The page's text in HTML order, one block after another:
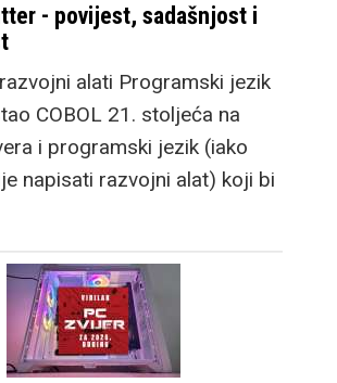
- povijest, sadašnjost i
alati Programski jezik
COBOL 21. stoljeća na
i programski jezik (iako
napisati razvojni alat) koji bi